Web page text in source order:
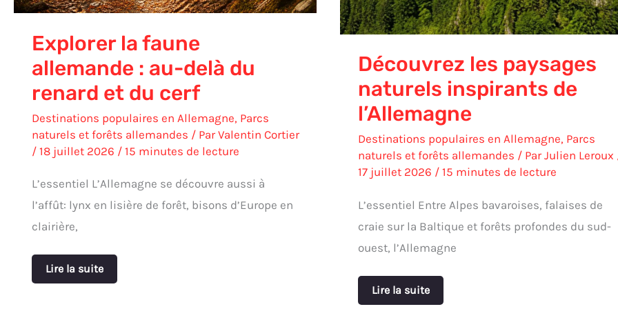
Explorer la faune
allemande : au-delà du
renard et du cerf
Destinations populaires en Allemagne, Parcs
naturels et forêts allemandes / ParValentin Cortier
/ 18 juillet 2026 / 15 minutes de lecture
L’essentiel L’Allemagne se découvre aussi à
l’affût: lynx en lisière de forêt, bisons d’Europe en
clairière,
Lire la suite
Découvrez les paysages
naturels inspirants de
l’Allemagne
Destinations populaires en Allemagne, Parcs
naturels et forêts allemandes / ParJulien Leroux
17 juillet 2026 / 15 minutes de lecture
L’essentiel Entre Alpes bavaroises, falaises de
craie sur la Baltique et forêts profondes du sud-
ouest, l’Allemagne
Lire la suite